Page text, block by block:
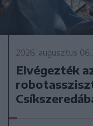
2026. augusztus
Elvégezték